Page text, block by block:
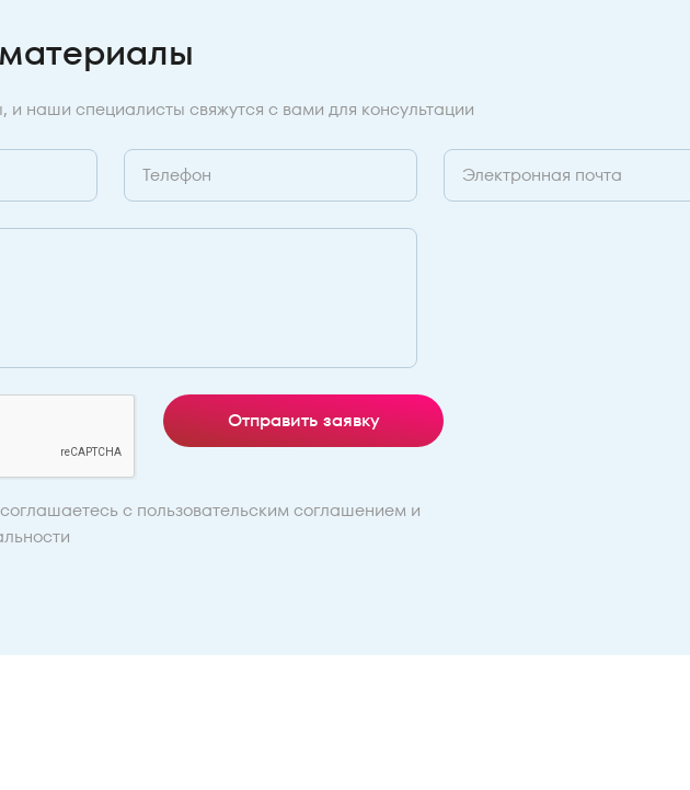
и наши специалисты свяжутся с вами для консультации
Отправить заявку
с пользовательским соглашением и